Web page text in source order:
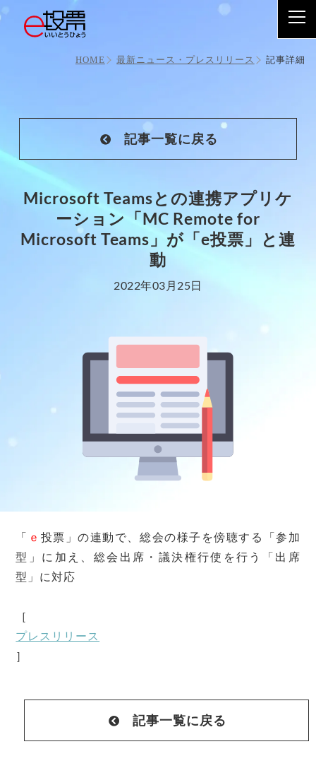
Microsoft Teamsとの連携アプリケーション「MC Remote
for Microsoft Teams」が「e投票」と連動
HOME 最新ニュース・プレスリリース 記事詳細
記事一覧に戻る
Microsoft Teamsとの連携アプリケ
ーション「MC Remote for
Microsoft Teams」が「e投票」と連
動
2022年03月25日
「 ｅ 投票」の連動で、総会の様子を傍聴する「参加
型」に加え、総会出席・議決権行使を行う「出席
型」に対応
［
プレスリリース
］
記事一覧に戻る